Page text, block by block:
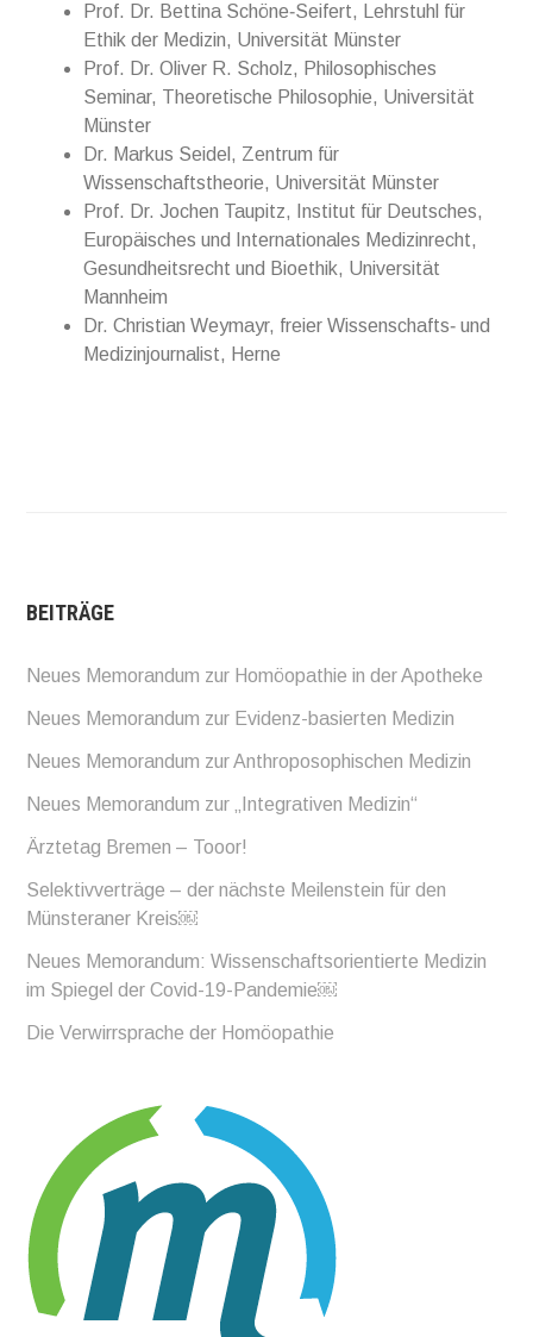
Prof. Dr. Bettina Schöne‐Seifert, Lehrstuhl für
Ethik der Medizin, Universität Münster
Prof. Dr. Oliver R. Scholz, Philosophisches
Seminar, Theoretische Philosophie, Universität
Münster
Dr. Markus Seidel, Zentrum für
Wissenschaftstheorie, Universität Münster
Prof. Dr. Jochen Taupitz, Institut für Deutsches,
Europäisches und Internationales Medizinrecht,
Gesundheitsrecht und Bioethik, Universität
Mannheim
Dr. Christian Weymayr, freier Wissenschafts‐ und
Medizinjournalist, Herne
BEITRÄGE
Neues Memorandum zur Homöopathie in der Apotheke
Neues Memorandum zur Evidenz-basierten Medizin
Neues Memorandum zur Anthroposophischen Medizin
Neues Memorandum zur „Integrativen Medizin“
Ärztetag Bremen – Tooor!
Selektivverträge – der nächste Meilenstein für den
Münsteraner Kreis￼
Neues Memorandum: Wissenschaftsorientierte Medizin
im Spiegel der Covid-19-Pandemie￼
Die Verwirrsprache der Homöopathie